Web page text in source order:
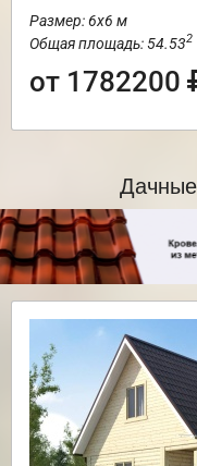
Размер: 6х6 м
Общая площадь: 54.532
от 1782200